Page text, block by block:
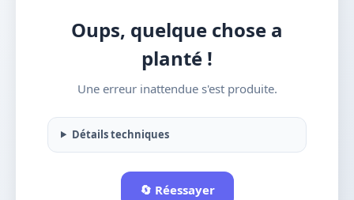
Oups, quelque chose a
planté !
Une erreur inattendue s'est produite.
Détails techniques
🔄 Réessayer